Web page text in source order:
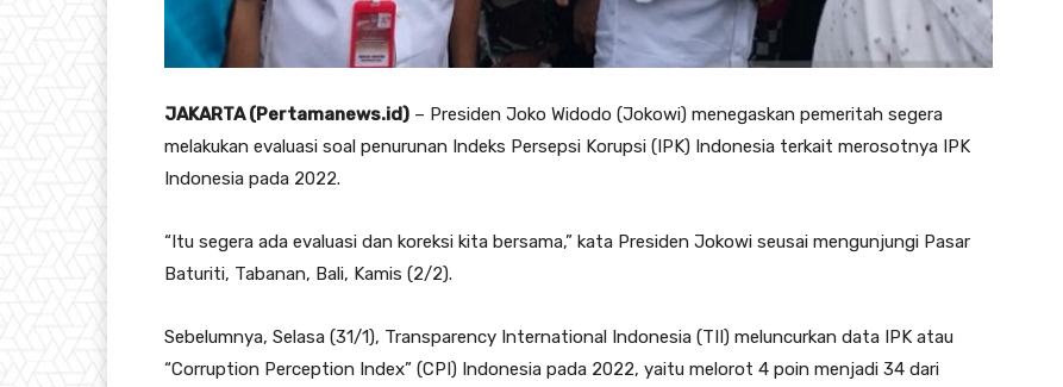
JAKARTA (Pertamanews.id) – Presiden Joko Widodo (Jokowi) menegaskan pemeritah segera
melakukan evaluasi soal penurunan Indeks Persepsi Korupsi (IPK) Indonesia terkait merosotnya IPK
Indonesia pada 2022.
“Itu segera ada evaluasi dan koreksi kita bersama,” kata Presiden Jokowi seusai mengunjungi Pasar
Baturiti, Tabanan, Bali, Kamis (2/2).
Sebelumnya, Selasa (31/1), Transparency International Indonesia (TII) meluncurkan data IPK atau
“Corruption Perception Index” (CPI) Indonesia pada 2022, yaitu melorot 4 poin menjadi 34 dari